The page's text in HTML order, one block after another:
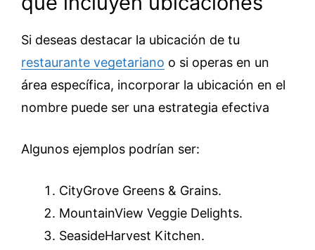
Si deseas destacar la ubicación de tu
restaurante vegetariano o si operas en un
área específica, incorporar la ubicación en el
nombre puede ser una estrategia efectiva
Algunos ejemplos podrían ser:
CityGrove Greens & Grains.
MountainView Veggie Delights.
SeasideHarvest Kitchen.